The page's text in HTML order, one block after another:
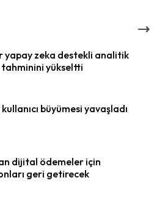
yapay zeka destekli analitik
yükseltti
büyümesi yavaşladı
dijital ödemeler için
geri getirecek